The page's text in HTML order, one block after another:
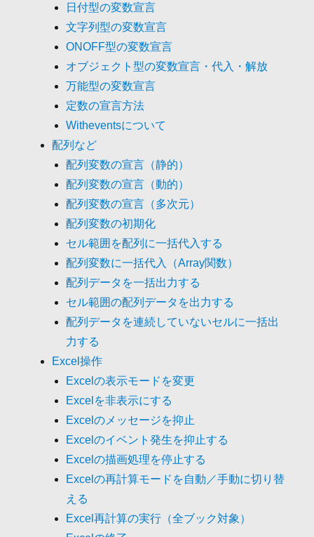
日付型の変数宣言
文字列型の変数宣言
ONOFF型の変数宣言
オブジェクト型の変数宣言・代入・解放
万能型の変数宣言
定数の宣言方法
Witheventsについて
配列など
配列変数の宣言（静的）
配列変数の宣言（動的）
配列変数の宣言（多次元）
配列変数の初期化
セル範囲を配列に一括代入する
配列変数に一括代入（Array関数）
配列データを一括出力する
セル範囲の配列データを出力する
配列データを連続していないセルに一括出
力する
Excel操作
Excelの表示モードを変更
Excelを非表示にする
Excelのメッセージを抑止
Excelのイベント発生を抑止する
Excelの描画処理を停止する
Excelの再計算モードを自動／手動に切り替
える
Excel再計算の実行（全ブック対象）